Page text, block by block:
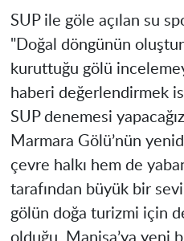
SUP ile göle açılan su
"Doğal döngünün
kuruttuğu gölü
haberi değerlendirmek
SUP denemesi
Marmara Gölü’nün
çevre halkı hem de
tarafından büyük bir
gölün doğa turizmi için
olduğu, Manisa’ya yeni